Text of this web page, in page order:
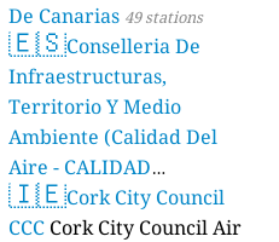
De Canarias 49 stations
🇪🇸Conselleria De
Infraestructuras,
Territorio Y Medio
Ambiente (Calidad Del
Aire - CALIDAD
AMBIENTAL) 23 stations
🇮🇪Cork City Council
CCC Cork City Council Air